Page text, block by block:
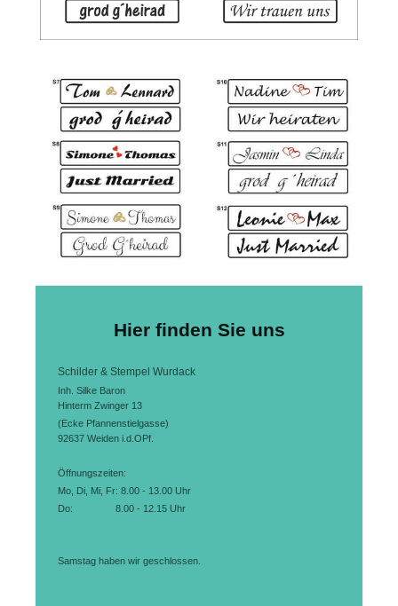
Hier finden Sie uns
Schilder & Stempel Wurdack
Inh. Silke Baron
Hinterm Zwinger 13
(Ecke Pfannenstielgasse)
92637 Weiden i.d.OPf.
Öffnungszeiten:
Mo, Di, Mi, Fr: 8.00 - 13.00 Uhr
Do: 8.00 - 12.15 Uhr
Samstag haben wir geschlossen.